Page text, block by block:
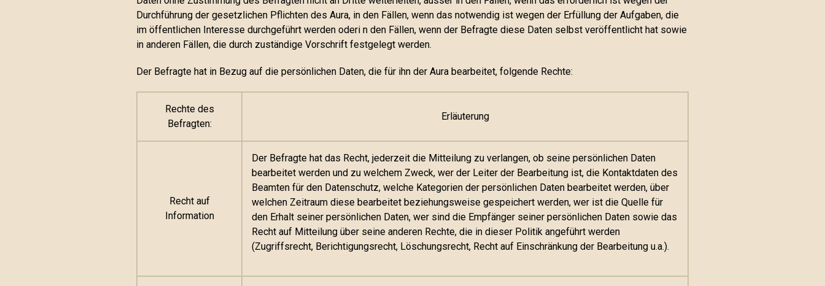
Durchführung der gesetzlichen Pflichten des Aura, in den Fällen, wenn das notwendig ist wegen der Erfüllung der Aufgaben, die
im öffentlichen Interesse durchgeführt werden oderi n den Fällen, wenn der Befragte diese Daten selbst veröffentlicht hat sowie
in anderen Fällen, die durch zuständige Vorschrift festgelegt werden.
Der Befragte hat in Bezug auf die persönlichen Daten, die für ihn der Aura bearbeitet, folgende Rechte:
Rechte des
Befragten:
Erläuterung
Recht auf
Information
Der Befragte hat das Recht, jederzeit die Mitteilung zu verlangen, ob seine persönlichen Daten
bearbeitet werden und zu welchem Zweck, wer der Leiter der Bearbeitung ist, die Kontaktdaten des
Beamten für den Datenschutz, welche Kategorien der persönlichen Daten bearbeitet werden, über
welchen Zeitraum diese bearbeitet beziehungsweise gespeichert werden, wer ist die Quelle für
den Erhalt seiner persönlichen Daten, wer sind die Empfänger seiner persönlichen Daten sowie das
Recht auf Mitteilung über seine anderen Rechte, die in dieser Politik angeführt werden
(Zugriffsrecht, Berichtigungsrecht, Löschungsrecht, Recht auf Einschränkung der Bearbeitung u.a.).